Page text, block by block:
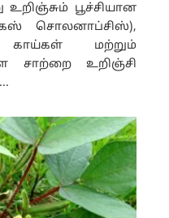
உறிஞ்சும் பூச்சியான
சொலனாப்சிஸ்),
காய்கள் மற்றும்
சாற்றை உறிஞ்சி